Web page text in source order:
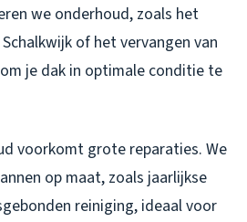
we onderhoud, zoals het
of het vervangen van
je dak in optimale conditie te
voorkomt grote reparaties. We
op maat, zoals jaarlijkse
reiniging, ideaal voor